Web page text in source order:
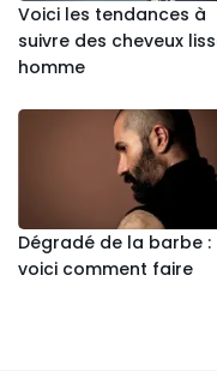
Voici les tendances à
suivre des cheveux
homme
Dégradé de la barbe :
voici comment faire